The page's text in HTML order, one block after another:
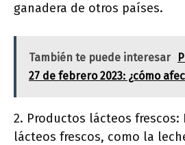
ganadera de otros países.
También te puede interesar
27 de febrero 2023: ¿cómo
2. Productos lácteos frescos:
lácteos frescos, como la